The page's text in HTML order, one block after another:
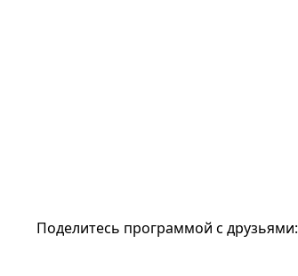
Поделитесь программой с друзьями: